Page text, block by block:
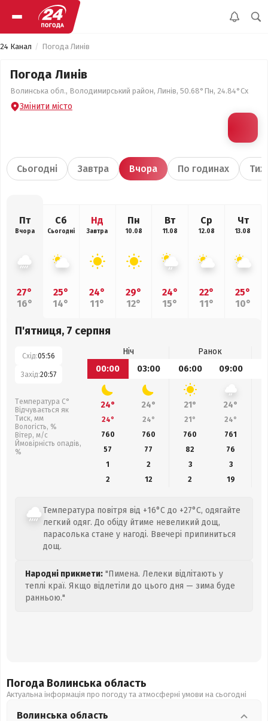
24 Канал Погода Линів
Погода Линів
Волинська обл., Володимирський район, Линів, 50.68°Пн, 24.84°Сх
Змінити місто
Сьогодні Завтра Вчора По годинах
Пт
Вчора
27°
16°
Сб
Сьогодні
25°
14°
Нд
Завтра
24°
11°
Пн
10.08
29°
12°
Вт
11.08
24°
15°
Ср
12.08
22°
11°
Чт
13.08
25°
10°
П'ятниця, 7 серпня
Схід:05:56
Захід:20:57
Температура С°
Відчувається як
Тиск, мм
Вологість, %
Вітер, м/с
Ймовірність опадів,
%
Ніч
Ранок
00:00
03:00 06:00 09:00
24° 24° 21° 24°
24° 24° 21° 24°
760
760 760 761
57
77 82 76
1
2 3
3
2
12 2 19
Температура повітря від +16°C до +27°C, одягайте
легкий одяг. До обіду йтиме невеликий дощ,
парасолька стане у нагоді. Ввечері припиниться
дощ.
Народні прикмети: "Пимена. Лелеки відлітають у
теплі краї. Якщо відлетіли до цього дня — зима буде
ранньою."
Погода Волинська область
Актуальна інформація про погоду та атмосферні умови на сьогодні
Волинська область